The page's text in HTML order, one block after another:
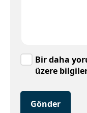
Bir daha
üzere
Gönder